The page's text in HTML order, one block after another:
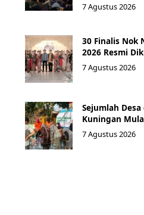
7 Agustus 2026
30 Finalis Nok
2026 Resmi
7 Agustus 2026
Sejumlah
Kuningan
7 Agustus 2026